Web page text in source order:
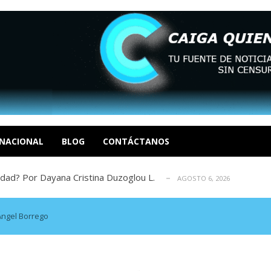
BLOG CONTÁCTANOS
de derechos humanos en el Minister... AGOSTO 6, 2026
un mercado impulsado por el auge de... AGOSTO 6, 2026
La Guaira que hasta ahora no había ...
Por Dayana Cristina Duzoglou L.
apagones y promesas incumplidas... AGOSTO 6, 2026
de derechos humanos en el Minister... AGOSTO 6, 2026
un mercado impulsado por el auge de...
en La Guaira que hasta ahora no había ... AGOSTO 6, 2026
apagones y promesas incumplidas...
Borrego